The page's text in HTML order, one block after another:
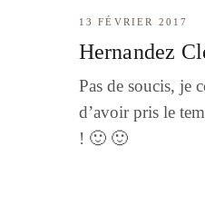
13 FÉVRIER 2017
Hernandez
Pas de soucis, je
d’avoir pris le
! 🙂 🙂